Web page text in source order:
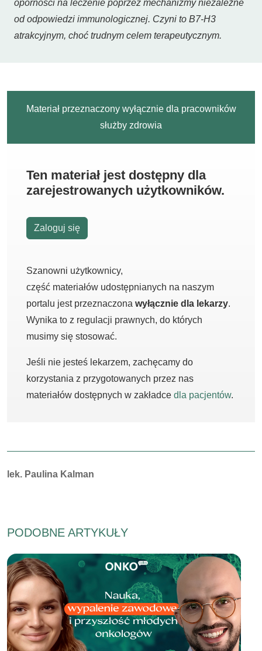
oporności na leczenie poprzez mechanizmy niezależne
od odpowiedzi immunologicznej. Czyni to B7-H3
atrakcyjnym, choć trudnym celem terapeutycznym.
Materiał przeznaczony wyłącznie dla pracowników
służby zdrowia
Ten materiał jest dostępny dla
zarejestrowanych użytkowników.
Zaloguj się
Szanowni użytkownicy,
część materiałów udostępnianych na naszym
portalu jest przeznaczona wyłącznie dla lekarzy.
Wynika to z regulacji prawnych, do których
musimy się stosować.
Jeśli nie jesteś lekarzem, zachęcamy do
korzystania z przygotowanych przez nas
materiałów dostępnych w zakładce dla pacjentów.
Autorzy:
lek. Paulina Kalman
PODOBNE ARTYKUŁY